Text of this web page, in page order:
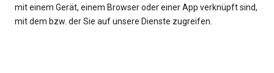
mit einem Gerät, einem Browser oder einer App verknüpft sind,
mit dem bzw. der Sie auf unsere Dienste zugreifen.